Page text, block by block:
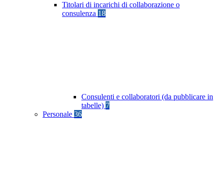
Titolari di incarichi di collaborazione o
consulenza 18
Consulenti e collaboratori (da pubblicare in
tabelle) 7
Personale 36